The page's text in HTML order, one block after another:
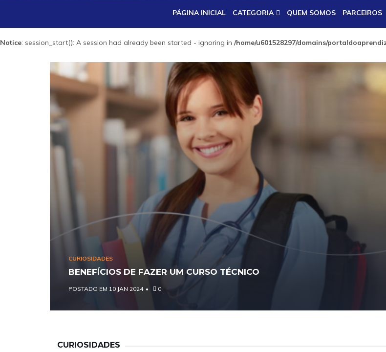
PÁGINA INICIAL CATEGORIA QUEM SOMOS PARCEIROS
Notice: session_start(): A session had already been started - ignoring in /home/u601528297/domains/
CURIOSIDADES
BENEFÍCIOS DE FAZER UM CURSO TÉCNICO
POSTADO EM 10 JAN 2024 0
CURIOSIDADES